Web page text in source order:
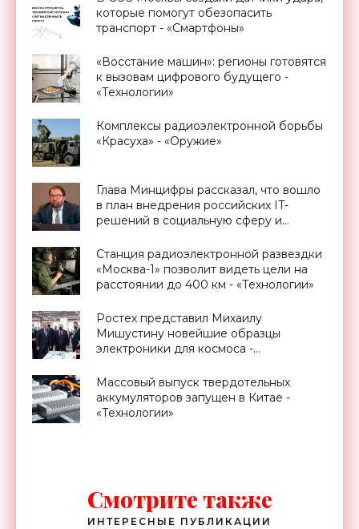
которые помогут обезопасить
транспорт - «Смартфоны»
«Восстание машин»: регионы готовятся
к вызовам цифрового будущего -
«Технологии»
Комплексы радиоэлектронной борьбы
«Красуха» - «Оружие»
Глава Минцифры рассказал, что вошло
в план внедрения российских IT-
решений в социальную сферу и
Станция радиоэлектронной развездки
«Москва-1» позволит видеть цели на
расстоянии до 400 км - «Технологии»
Ростех представил Михаилу
Мишустину новейшие образцы
электроники для космоса -
Массовый выпуск твердотельных
аккумуляторов запущен в Китае -
«Технологии»
Смотрите также
ИНТЕРЕСНЫЕ ПУБЛИКАЦИИ